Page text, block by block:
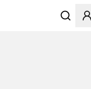
Åbner